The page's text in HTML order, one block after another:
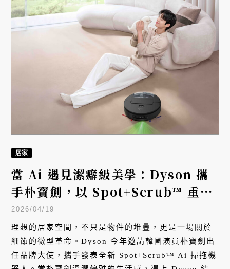
居家
當 Ai 遇見潔癖級美學：Dyson 攜
手朴寶劍，以 Spot+Scrub™ 重新
定義居家的純淨維度
2026/04/19
理想的居家空間，不只是物件的堆疊，更是一場關於
細節的微型革命。Dyson 今年邀請韓國演員朴寶劍出
任品牌大使，攜手發表全新 Spot+Scrub™ Ai 掃拖機